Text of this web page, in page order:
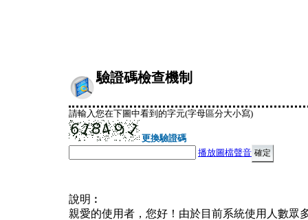
驗證碼檢查機制
請輸入您在下圖中看到的字元(字母區分大小寫)
更換驗證碼
播放圖檔聲音
說明︰
親愛的使用者，您好！由於目前系統使用人數眾